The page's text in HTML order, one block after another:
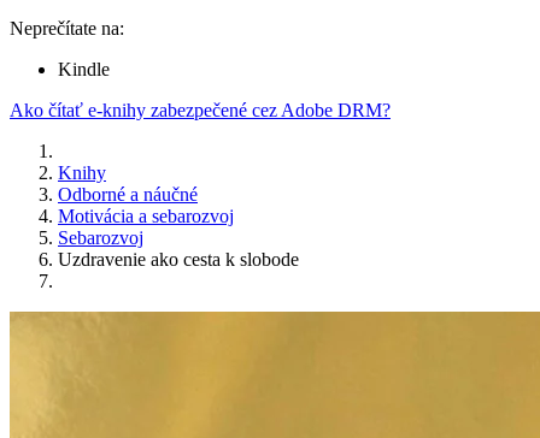
Neprečítate na:
Kindle
Ako čítať e-knihy zabezpečené cez Adobe DRM?
Knihy
Odborné a náučné
Motivácia a sebarozvoj
Sebarozvoj
Uzdravenie ako cesta k slobode